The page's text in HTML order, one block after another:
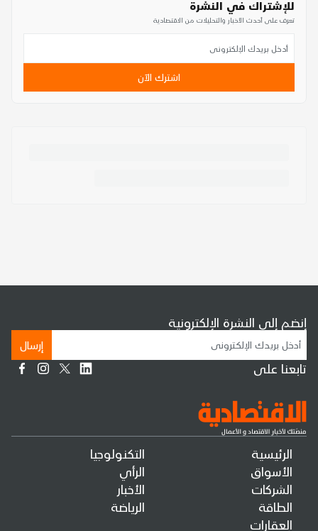
للإشتراك في النشرة
تعرف على أحدث الأخبار والتحليلات من الاقتصادية
اشترك الآن
الرئيسية
الأسواق
الشركات
الطاقة
العقارات
التكنولوجيا
الرأي
الأخبار
الرياضة
إنضم إلى النشرة الإلكترونية
إرسال
تابعنا على